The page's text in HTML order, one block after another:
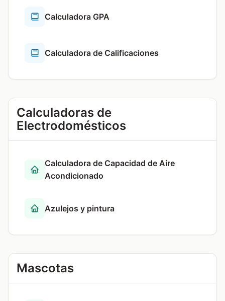
Calculadora GPA
Calculadora de Calificaciones
Calculadoras de
Electrodomésticos
Calculadora de Capacidad de Aire
Acondicionado
Azulejos y pintura
Mascotas